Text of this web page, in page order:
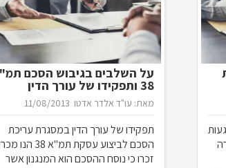
על השלבים בגיבוש הסכם
38 ותפקידו של עורך הדין
מאת: עו"ד אלדר אדטו 11/08/2013
תפקידו של עורך הדין במסגרת עריכת
הסכם לביצוע עסקת תמ"א 38
זכרו כי נוסח ההסכם הוא המנגנון אשר